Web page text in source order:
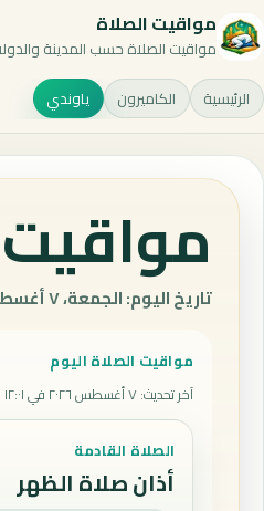
مواقيت الصلاة
مواقيت الصلاة حسب المدينة
الرئيسية الكاميرون ياوندي
مواقيت
تاريخ اليوم: الجمعة، ٧ أغسطس ٢٠٢٦ الموافق 24 صفر 1448 هـ.
مواقيت الصلاة اليوم
آخر تحديث:٧ أغسطس ٢٠٢٦ في ١٢:٠١ ص
الصلاة القادمة
أذان صلاة الظهر